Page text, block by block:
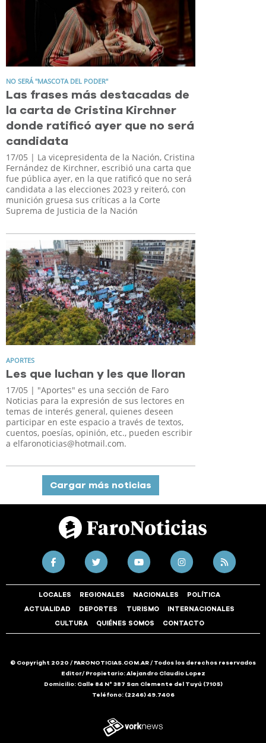
NO SERÁ "MASCOTA DEL PODER"
Las frases más destacadas de
la carta de Cristina Kirchner
donde ratificó ayer que no será
candidata
17/05 | La vicepresidenta de la Nación, Cristina
Fernández de Kirchner, escribió una carta que
fue pública ayer, en la que ratificó que no será
candidata a las elecciones 2023 y reiteró, con
munición gruesa sus críticas a la Corte
Suprema de Justicia de la Nación
APORTES
Les que luchan y les que lloran
17/05 | "Aportes" es una sección de Faro
Noticias para la expresión de sus lectores en
temas de interés general, quienes deseen
participar en este espacio a través de textos,
cuentos, poesías, opinión, etc., pueden escribir
a elfaronoticias@hotmail.com.
Cargar más noticias
LOCALES REGIONALES NACIONALES POLÍTICA
ACTUALIDAD DEPORTES TURISMO INTERNACIONALES
CULTURA QUIÉNES SOMOS CONTACTO
© Copyright 2020 / FARONOTICIAS.COM.AR / Todos los derechos reservados
Editor/ Propietario: Alejandro Claudio Lopez
Domicilio: Calle 84 N° 387 San Clemente del Tuyú (7105)
Teléfono: (2246) 49.7406